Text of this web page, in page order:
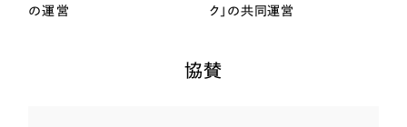
の運営
ク」の共同運営
協賛